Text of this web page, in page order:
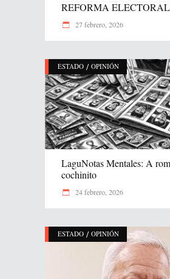
REFORMA ELECTORAL
27 febrero, 2026
ESTADO / OPINIÓN
LaguNotas Mentales: A
cochinito
24 febrero, 2026
ESTADO / OPINIÓN